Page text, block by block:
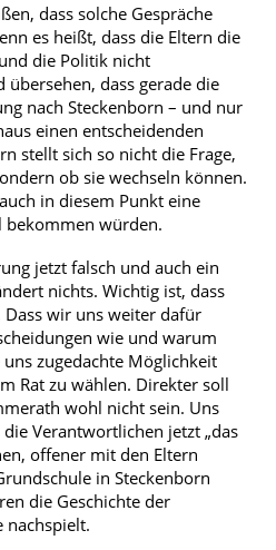
dass solche Gespräche
es heißt, dass die Eltern die
die Politik nicht
dass gerade die
nach Steckenborn – und nur
einen entscheidenden
stellt sich so nicht die Frage,
ob sie wechseln können.
in diesem Punkt eine
bekommen würden.
jetzt falsch und auch ein
nichts. Wichtig ist, dass
wir uns weiter dafür
wie und warum
zugedachte Möglichkeit
Rat zu wählen. Direkter soll
wohl nicht sein. Uns
Verantwortlichen jetzt „das
offener mit den Eltern
in Steckenborn
die Geschichte der
nachspielt.